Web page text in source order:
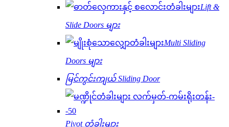
Lift &
Slide Doors များ
Multi Sliding
Doors များ
မြင်ကွင်းကျယ် Sliding Door
Pivot တံခါးများ